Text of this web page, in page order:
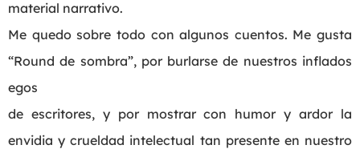
material narrativo.
Me quedo sobre todo con algunos cuentos. Me gusta
“Round de sombra”, por burlarse de nuestros inflados
egos
de escritores, y por mostrar con humor y ardor la
envidia y crueldad intelectual tan presente en nuestro